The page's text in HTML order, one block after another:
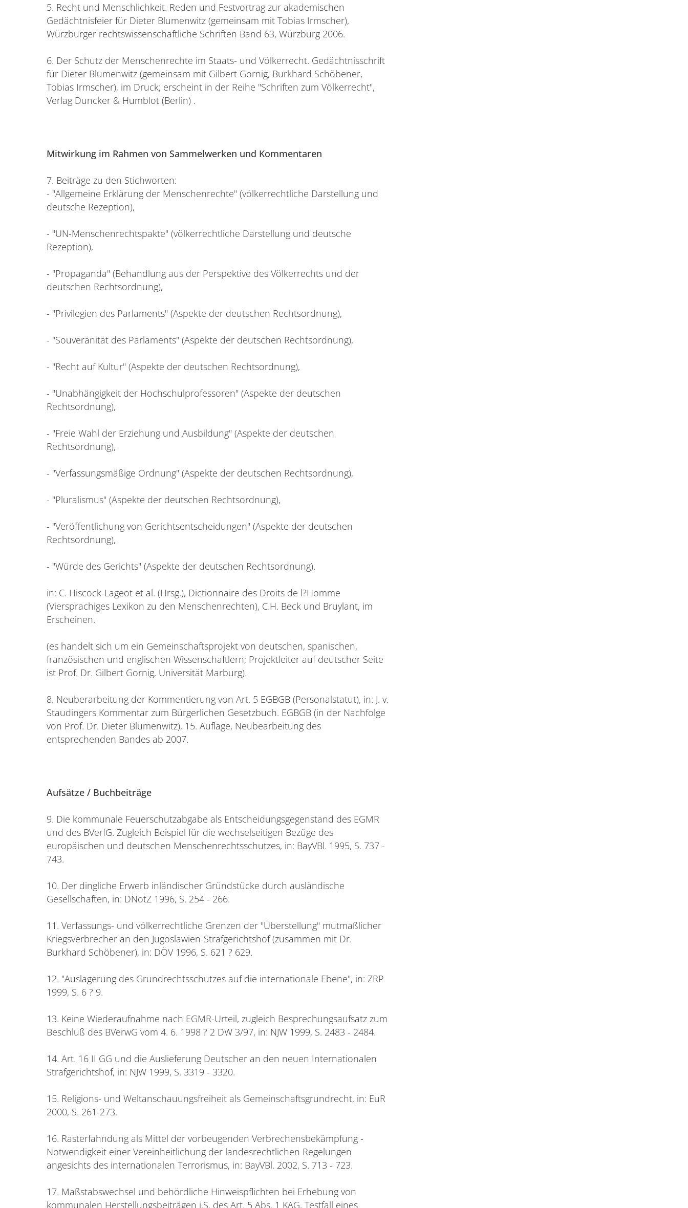
5. Recht und Menschlichkeit. Reden und Festvortrag zur akademischen
Gedächtnisfeier für Dieter Blumenwitz (gemeinsam mit Tobias Irmscher),
Würzburger rechtswissenschaftliche Schriften Band 63, Würzburg 2006.
6. Der Schutz der Menschenrechte im Staats- und Völkerrecht. Gedächtnisschrift
für Dieter Blumenwitz (gemeinsam mit Gilbert Gornig, Burkhard Schöbener,
Tobias Irmscher), im Druck; erscheint in der Reihe "Schriften zum Völkerrecht",
Verlag Duncker & Humblot (Berlin) .
Mitwirkung im Rahmen von Sammelwerken und Kommentaren
7. Beiträge zu den Stichworten:
- "Allgemeine Erklärung der Menschenrechte" (völkerrechtliche Darstellung und
deutsche Rezeption),
- "UN-Menschenrechtspakte" (völkerrechtliche Darstellung und deutsche
Rezeption),
- "Propaganda" (Behandlung aus der Perspektive des Völkerrechts und der
deutschen Rechtsordnung),
- "Privilegien des Parlaments" (Aspekte der deutschen Rechtsordnung),
- "Souveränität des Parlaments" (Aspekte der deutschen Rechtsordnung),
- "Recht auf Kultur" (Aspekte der deutschen Rechtsordnung),
- "Unabhängigkeit der Hochschulprofessoren" (Aspekte der deutschen
Rechtsordnung),
- "Freie Wahl der Erziehung und Ausbildung" (Aspekte der deutschen
Rechtsordnung),
- "Verfassungsmäßige Ordnung" (Aspekte der deutschen Rechtsordnung),
- "Pluralismus" (Aspekte der deutschen Rechtsordnung),
- "Veröffentlichung von Gerichtsentscheidungen" (Aspekte der deutschen
Rechtsordnung),
- "Würde des Gerichts" (Aspekte der deutschen Rechtsordnung).
in: C. Hiscock-Lageot et al. (Hrsg.), Dictionnaire des Droits de l?Homme
(Viersprachiges Lexikon zu den Menschenrechten), C.H. Beck und Bruylant, im
Erscheinen.
(es handelt sich um ein Gemeinschaftsprojekt von deutschen, spanischen,
französischen und englischen Wissenschaftlern; Projektleiter auf deutscher Seite
ist Prof. Dr. Gilbert Gornig, Universität Marburg).
8. Neuberarbeitung der Kommentierung von Art. 5 EGBGB (Personalstatut), in: J. v.
Staudingers Kommentar zum Bürgerlichen Gesetzbuch. EGBGB (in der Nachfolge
von Prof. Dr. Dieter Blumenwitz), 15. Auflage, Neubearbeitung des
entsprechenden Bandes ab 2007.
Aufsätze / Buchbeiträge
9. Die kommunale Feuerschutzabgabe als Entscheidungsgegenstand des EGMR
und des BVerfG. Zugleich Beispiel für die wechselseitigen Bezüge des
europäischen und deutschen Menschenrechtsschutzes, in: BayVBl. 1995, S. 737 -
743.
10. Der dingliche Erwerb inländischer Gründstücke durch ausländische
Gesellschaften, in: DNotZ 1996, S. 254 - 266.
11. Verfassungs- und völkerrechtliche Grenzen der "Überstellung" mutmaßlicher
Kriegsverbrecher an den Jugoslawien-Strafgerichtshof (zusammen mit Dr.
Burkhard Schöbener), in: DÖV 1996, S. 621 ? 629.
12. "Auslagerung des Grundrechtsschutzes auf die internationale Ebene", in: ZRP
1999, S. 6 ? 9.
13. Keine Wiederaufnahme nach EGMR-Urteil, zugleich Besprechungsaufsatz zum
Beschluß des BVerwG vom 4. 6. 1998 ? 2 DW 3/97, in: NJW 1999, S. 2483 - 2484.
14. Art. 16 II GG und die Auslieferung Deutscher an den neuen Internationalen
Strafgerichtshof, in: NJW 1999, S. 3319 - 3320.
15. Religions- und Weltanschauungsfreiheit als Gemeinschaftsgrundrecht, in: EuR
2000, S. 261-273.
16. Rasterfahndung als Mittel der vorbeugenden Verbrechensbekämpfung -
Notwendigkeit einer Vereinheitlichung der landesrechtlichen Regelungen
angesichts des internationalen Terrorismus, in: BayVBl. 2002, S. 713 - 723.
17. Maßstabswechsel und behördliche Hinweispflichten bei Erhebung von
kommunalen Herstellungsbeiträgen i.S. des Art. 5 Abs. 1 KAG, Testfall eines